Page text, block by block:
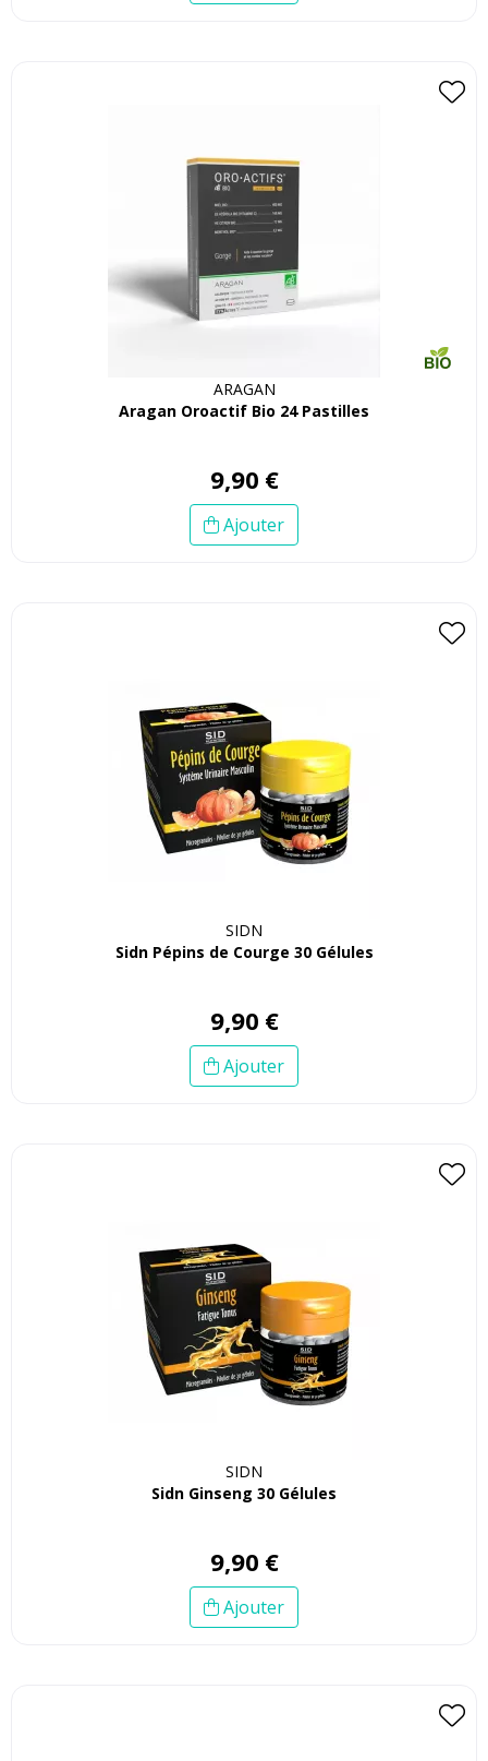
ARAGAN
Aragan Oroactif Bio 24 Pastilles
9,90 €
Ajouter
SIDN
Sidn Pépins de Courge 30 Gélules
9,90 €
Ajouter
SIDN
Sidn Ginseng 30 Gélules
9,90 €
Ajouter